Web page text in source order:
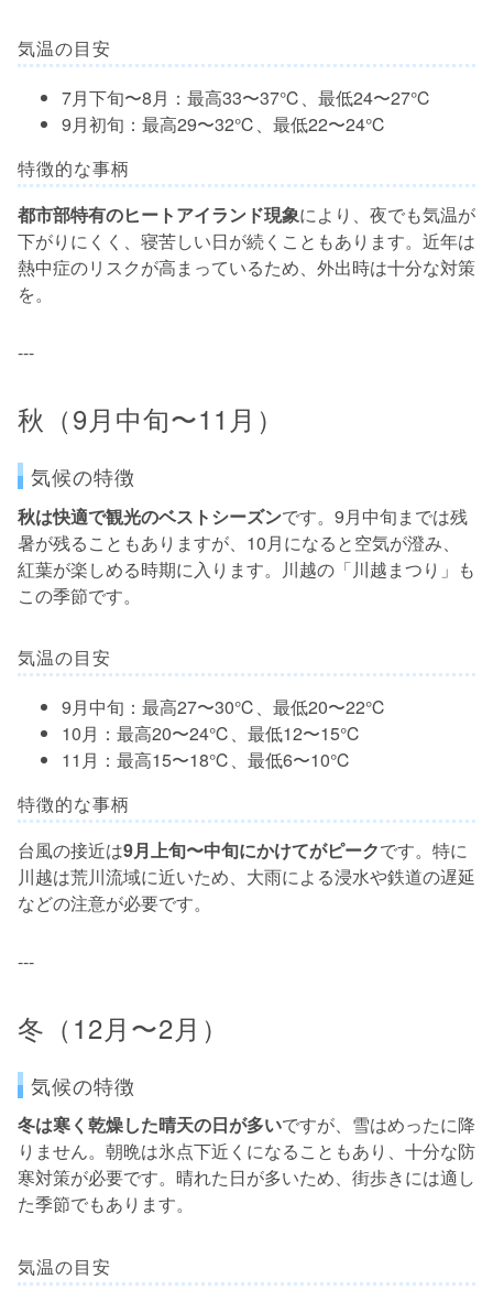
気温の目安
7月下旬〜8月：最高33〜37℃、最低24〜27℃
9月初旬：最高29〜32℃、最低22〜24℃
特徴的な事柄
都市部特有のヒートアイランド現象により、夜でも気温が
下がりにくく、寝苦しい日が続くこともあります。近年は
熱中症のリスクが高まっているため、外出時は十分な対策
を。
---
秋（9月中旬〜11月）
気候の特徴
秋は快適で観光のベストシーズンです。9月中旬までは残
暑が残ることもありますが、10月になると空気が澄み、
紅葉が楽しめる時期に入ります。川越の「川越まつり」も
この季節です。
気温の目安
9月中旬：最高27〜30℃、最低20〜22℃
10月：最高20〜24℃、最低12〜15℃
11月：最高15〜18℃、最低6〜10℃
特徴的な事柄
台風の接近は9月上旬〜中旬にかけてがピークです。特に
川越は荒川流域に近いため、大雨による浸水や鉄道の遅延
などの注意が必要です。
---
冬（12月〜2月）
気候の特徴
冬は寒く乾燥した晴天の日が多いですが、雪はめったに降
りません。朝晩は氷点下近くになることもあり、十分な防
寒対策が必要です。晴れた日が多いため、街歩きには適し
た季節でもあります。
気温の目安